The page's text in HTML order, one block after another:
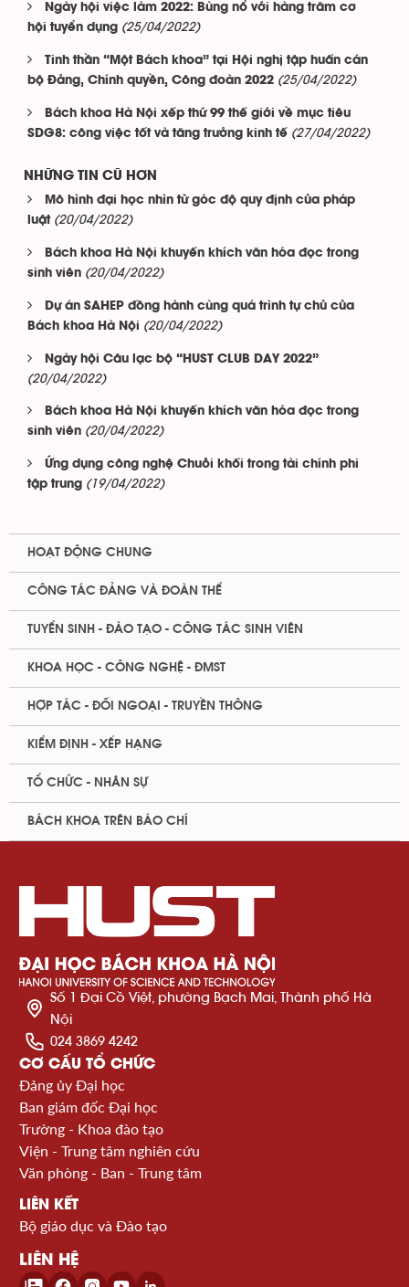
Ngày hội việc làm 2022: Bùng nổ với hàng trăm cơ
hội tuyển dụng (25/04/2022)
Tinh thần “Một Bách khoa” tại Hội nghị tập huấn cán
bộ Đảng, Chính quyền, Công đoàn 2022 (25/04/2022)
Bách khoa Hà Nội xếp thứ 99 thế giới về mục tiêu
SDG8: công việc tốt và tăng trưởng kinh tế (27/04/2022)
NHỮNG TIN CŨ HƠN
Mô hình đại học nhìn từ góc độ quy định của pháp
luật (20/04/2022)
Bách khoa Hà Nội khuyến khích văn hóa đọc trong
sinh viên (20/04/2022)
Dự án SAHEP đồng hành cùng quá trình tự chủ của
Bách khoa Hà Nội (20/04/2022)
Ngày hội Câu lạc bộ “HUST CLUB DAY 2022”
(20/04/2022)
Bách khoa Hà Nội khuyến khích văn hóa đọc trong
sinh viên (20/04/2022)
Ứng dụng công nghệ Chuỗi khối trong tài chính phi
tập trung (19/04/2022)
HOẠT ĐỘNG CHUNG
CÔNG TÁC ĐẢNG VÀ ĐOÀN THỂ
TUYỂN SINH - ĐÀO TẠO - CÔNG TÁC SINH VIÊN
KHOA HỌC - CÔNG NGHỆ - ĐMST
HỢP TÁC - ĐỐI NGOẠI - TRUYỀN THÔNG
KIỂM ĐỊNH - XẾP HẠNG
TỔ CHỨC - NHÂN SỰ
BÁCH KHOA TRÊN BÁO CHÍ
Số 1 Đại Cồ Việt, phường Bạch Mai, Thành phố Hà
Nội
024 3869 4242
CƠ CẤU TỔ CHỨC
Đảng ủy Đại học
Ban giám đốc Đại học
Trường - Khoa đào tạo
Viện - Trung tâm nghiên cứu
Văn phòng - Ban - Trung tâm
LIÊN KẾT
Bộ giáo dục và Đào tạo
LIÊN HỆ